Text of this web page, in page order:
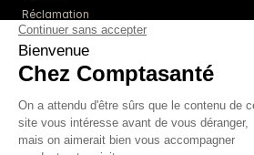
Réclamation
Ressources
Blog
Guides
Webinaires
Simulateurs
À propos